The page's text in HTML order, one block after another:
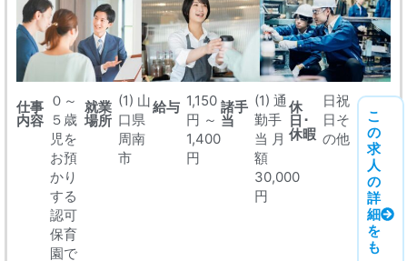
仕事
内容
０～
５歳
児を
お預
かり
する
認可
保育
園で
就業
場所
(1) 山
口県
周南
市
給与 1,150
円 ～
1,400
円
諸手
当
(1) 通
勤手
当 月
額
30,000
円
休
日･
休暇
日祝
日そ
の他
こ
の
求
人
の
詳
細
を
も